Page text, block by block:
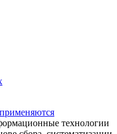
применяются
технологии